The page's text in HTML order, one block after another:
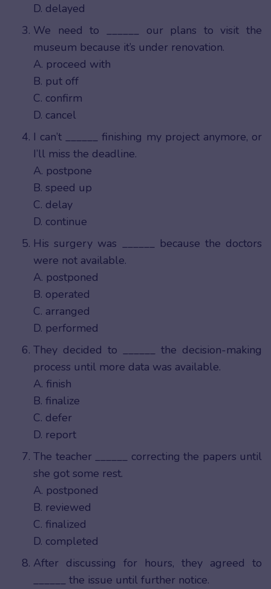
D. delayed
We need to ______ our plans to visit the
museum because it’s under renovation.
A. proceed with
B. put off
C. confirm
D. cancel
I can’t ______ finishing my project anymore, or
I’ll miss the deadline.
A. postpone
B. speed up
C. delay
D. continue
His surgery was ______ because the doctors
were not available.
A. postponed
B. operated
C. arranged
D. performed
They decided to ______ the decision-making
process until more data was available.
A. finish
B. finalize
C. defer
D. report
The teacher ______ correcting the papers until
she got some rest.
A. postponed
B. reviewed
C. finalized
D. completed
After discussing for hours, they agreed to
______ the issue until further notice.